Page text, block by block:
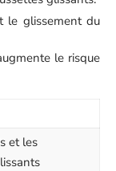
le glissement du
le risque
et les